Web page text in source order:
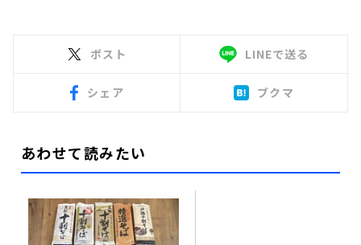
ポスト LINEで送る
シェア ブクマ
あわせて読みたい